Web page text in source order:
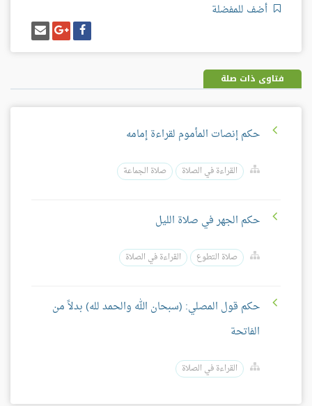
أضف للمفضلة
شارك
على
فيسبوك
شارك
على
غوغل
بلس
إرسل
إيميل
فتاوى ذات صلة
حكم إنصات المأموم لقراءة إمامه
القراءة في الصلاة صلاة الجماعة
حكم الجهر في صلاة الليل
صلاة التطوع القراءة في الصلاة
حكم قول المصلي: (سبحان الله والحمد لله) بدلاً من
الفاتحة
القراءة في الصلاة